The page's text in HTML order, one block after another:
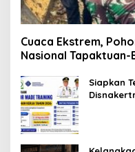
Cuaca Ekstrem,
Nasional
Siapkan